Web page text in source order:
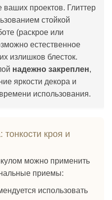
ваших проектов. Глиттер
стойкой
(раскрое или
естественное
излишков блесток.
надежно закреплен,
яркости декора и
использования.
кроя и
можно применить
приемы:
использовать